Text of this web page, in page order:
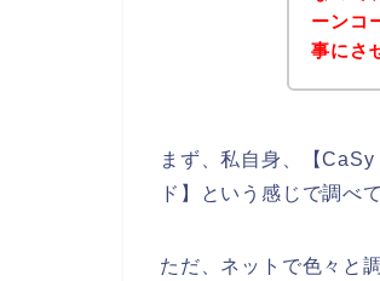
ーンコ
事にさ
まず、私自身、【
ド】という感じで調べ
ただ、ネットで色々と